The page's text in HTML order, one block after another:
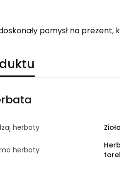
pomysł na
herbaty
herbaty